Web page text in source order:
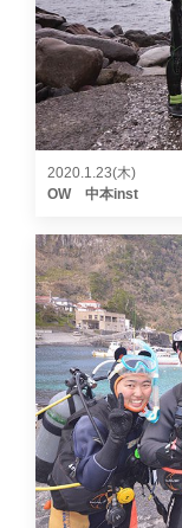
2020.1.23(木)
OW 中本inst